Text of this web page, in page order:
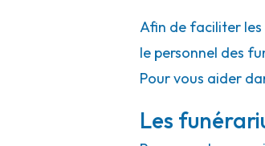
Afin de faciliter les
le personnel des
Pour vous aider
Les